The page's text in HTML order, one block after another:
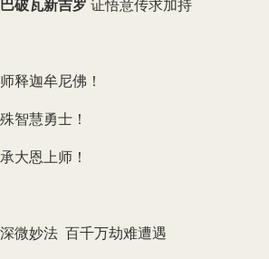
释迦牟尼佛！
智慧勇士！
大恩上师！
微妙法 百千万劫难遭遇